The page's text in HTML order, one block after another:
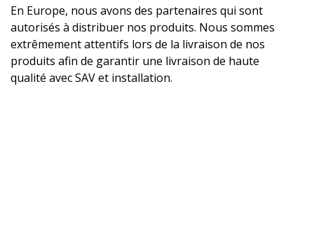
En Europe, nous avons des partenaires qui sont
autorisés à distribuer nos produits. Nous sommes
extrêmement attentifs lors de la livraison de nos
produits afin de garantir une livraison de haute
qualité avec SAV et installation.